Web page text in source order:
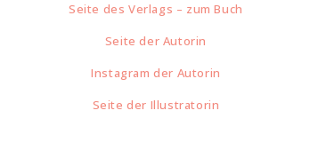
Seite des Verlags – zum Buch
Seite der Autorin
Instagram der Autorin
Seite der Illustratorin